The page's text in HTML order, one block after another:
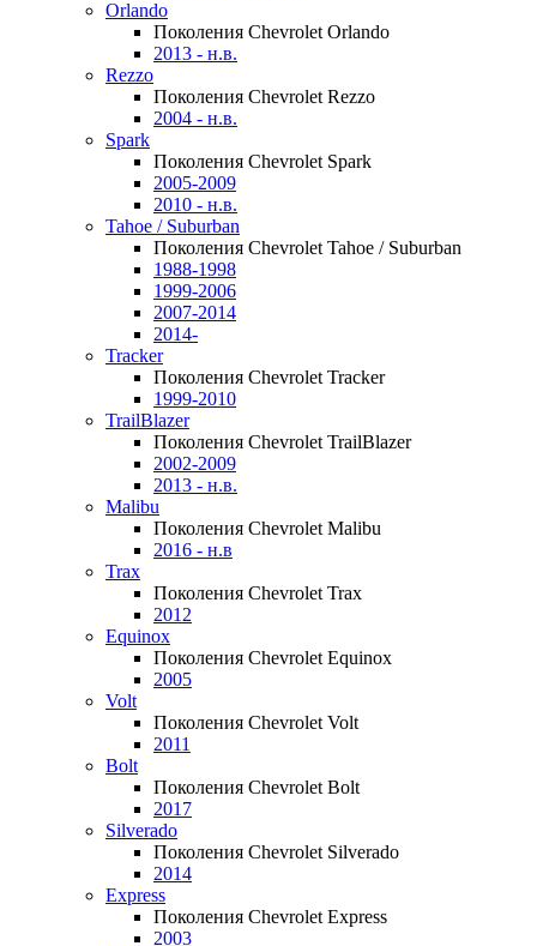
Orlando
Поколения Chevrolet Orlando
2013 - н.в.
Rezzo
Поколения Chevrolet Rezzo
2004 - н.в.
Spark
Поколения Chevrolet Spark
2005-2009
2010 - н.в.
Tahoe / Suburban
Поколения Chevrolet Tahoe / Suburban
1988-1998
1999-2006
2007-2014
2014-
Tracker
Поколения Chevrolet Tracker
1999-2010
TrailBlazer
Поколения Chevrolet TrailBlazer
2002-2009
2013 - н.в.
Malibu
Поколения Chevrolet Malibu
2016 - н.в
Trax
Поколения Chevrolet Trax
2012
Equinox
Поколения Chevrolet Equinox
2005
Volt
Поколения Chevrolet Volt
2011
Bolt
Поколения Chevrolet Bolt
2017
Silverado
Поколения Chevrolet Silverado
2014
Express
Поколения Chevrolet Express
2003